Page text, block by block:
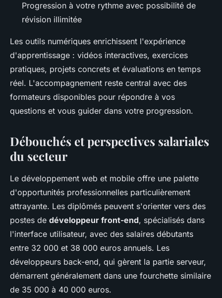
Progression à votre rythme avec possibilité de
révision illimitée
Les outils numériques enrichissent l'expérience
d'apprentissage : vidéos interactives, exercices
pratiques, projets concrets et évaluations en temps
réel. L'accompagnement reste central avec des
formateurs disponibles pour répondre à vos
questions et vous guider dans votre progression.
Débouchés et perspectives salariales
du secteur
Le développement web et mobile offre une palette
d'opportunités professionnelles particulièrement
attrayante. Les diplômés peuvent s'orienter vers des
postes de développeur front-end, spécialisés dans
l'interface utilisateur, avec des salaires débutants
entre 32 000 et 38 000 euros annuels. Les
développeurs back-end, qui gèrent la partie serveur,
démarrent généralement dans une fourchette similaire
de 35 000 à 40 000 euros.